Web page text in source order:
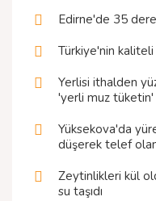
Edirne'de 35
Türkiye'nin kaliteli
Yerlisi ithalden
'yerli muz tüketin'
Yüksekova'da
düşerek telef
Zeytinlikleri kül
su taşıdı